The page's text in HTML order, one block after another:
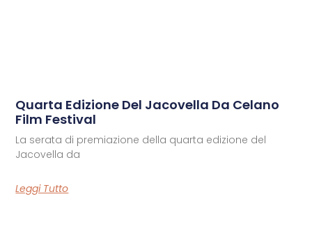
Quarta Edizione Del Jacovella Da Celano
Film Festival
La serata di premiazione della quarta edizione del
Jacovella da
Leggi Tutto